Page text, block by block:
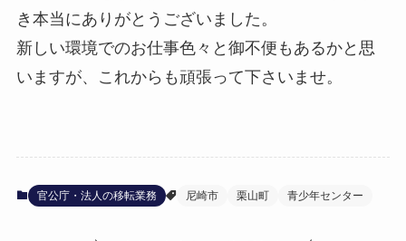
き本当にありがとうございました。
新しい環境でのお仕事色々と御不便もあるかと思
いますが、これからも頑張って下さいませ。
官公庁・法人の移転業務 尼崎市 栗山町 青少年センター